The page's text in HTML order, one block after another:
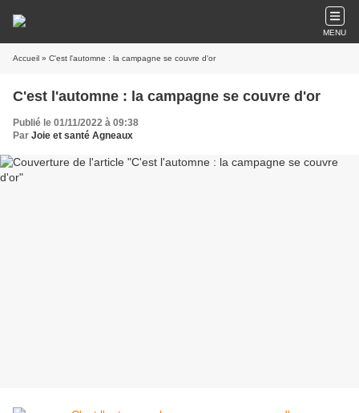
MENU
Accueil » C'est l'automne : la campagne se couvre d'or
C'est l'automne : la campagne se couvre d'or
Publié le 01/11/2022 à 09:38
Par Joie et santé Agneaux